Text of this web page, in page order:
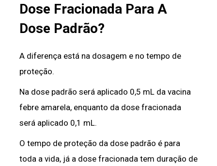
Dose Fracionada Para A
Dose Padrão?
A diferença está na dosagem e no tempo de
proteção.
Na dose padrão será aplicado 0,5 mL da vacina
febre amarela, enquanto da dose fracionada
será aplicado 0,1 mL.
O tempo de proteção da dose padrão é para
toda a vida, já a dose fracionada tem duração de